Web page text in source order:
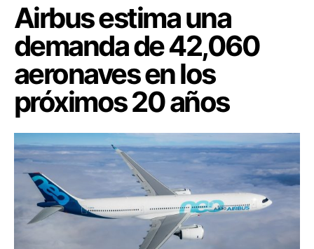
Airbus estima una
demanda de 42,060
aeronaves en los
próximos 20 años